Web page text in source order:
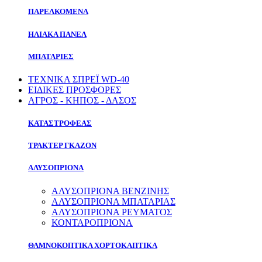
ΠΑΡΕΛΚΟΜΕΝΑ
ΗΛΙΑΚΑ ΠΑΝΕΛ
ΜΠΑΤΑΡΙΕΣ
ΤΕΧΝΙΚΑ ΣΠΡΕΪ WD-40
ΕΙΔΙΚΕΣ ΠΡΟΣΦΟΡΕΣ
ΑΓΡΟΣ - ΚΗΠΟΣ - ΔΑΣΟΣ
ΚΑΤΑΣΤΡΟΦΕΑΣ
ΤΡΑΚΤΕΡ ΓΚΑΖΟΝ
ΑΛΥΣΟΠΡΙΟΝΑ
ΑΛΥΣΟΠΡΙΟΝΑ ΒΕΝΖΙΝΗΣ
ΑΛΥΣΟΠΡΙΟΝΑ ΜΠΑΤΑΡΙΑΣ
ΑΛΥΣΟΠΡΙΟΝΑ ΡΕΥΜΑΤΟΣ
ΚΟΝΤΑΡΟΠΡΙΟΝΑ
ΘΑΜΝΟΚΟΠΤΙΚΑ ΧΟΡΤΟΚΑΠΤΙΚΑ